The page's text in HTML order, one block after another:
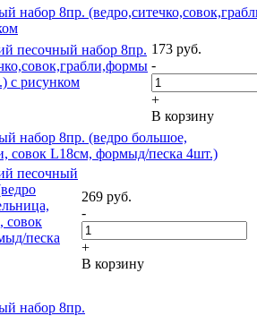
набор 8пр.
песочный набор 8пр.
с рисунком
173 руб.
-
+
В корзину
набор 8пр. (ведро большое,
совок L18см, формыд/песка 4шт.)
песочный
совок
песка
269 руб.
-
+
В корзину
набор 8пр.